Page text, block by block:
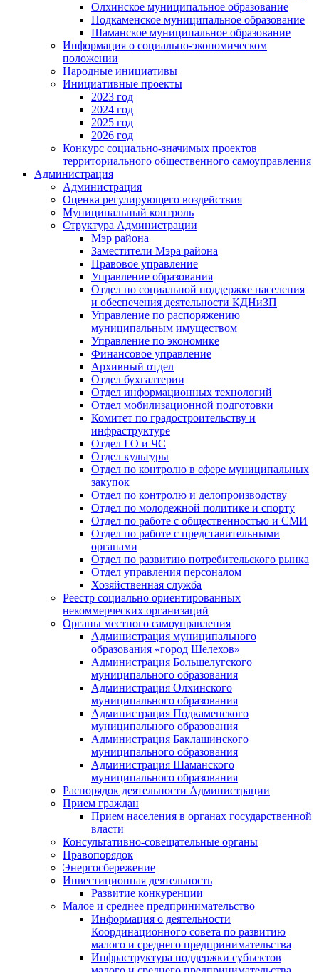
Олхинское муниципальное образование
Подкаменское муниципальное образование
Шаманское муниципальное образование
Информация о социально-экономическом
положении
Народные инициативы
Инициативные проекты
2023 год
2024 год
2025 год
2026 год
Конкурс социально-значимых проектов
территориального общественного самоуправления
Администрация
Администрация
Оценка регулирующего воздействия
Муниципальный контроль
Структура Администрации
Мэр района
Заместители Мэра района
Правовое управление
Управление образования
Отдел по социальной поддержке населения
и обеспечения деятельности КДНиЗП
Управление по распоряжению
муниципальным имуществом
Управление по экономике
Финансовое управление
Архивный отдел
Отдел бухгалтерии
Отдел информационных технологий
Отдел мобилизационной подготовки
Комитет по градостроительству и
инфраструктуре
Отдел ГО и ЧС
Отдел культуры
Отдел по контролю в сфере муниципальных
закупок
Отдел по контролю и делопроизводству
Отдел по молодежной политике и спорту
Отдел по работе с общественностью и СМИ
Отдел по работе с представительными
органами
Отдел по развитию потребительского рынка
Отдел управления персоналом
Хозяйственная служба
Реестр социально ориентированных
некоммерческих организаций
Органы местного самоуправления
Администрация муниципального
образования «город Шелехов»
Администрация Большелугского
муниципального образования
Администрация Олхинского
муниципального образования
Администрация Подкаменского
муниципального образования
Администрация Баклашинского
муниципального образования
Администрация Шаманского
муниципального образования
Распорядок деятельности Администрации
Прием граждан
Прием населения в органах государственной
власти
Консультативно-совещательные органы
Правопорядок
Энергосбережение
Инвестиционная деятельность
Развитие конкуренции
Малое и среднее предпринимательство
Информация о деятельности
Координационного совета по развитию
малого и среднего предпринимательства
Инфраструктура поддержки субъектов